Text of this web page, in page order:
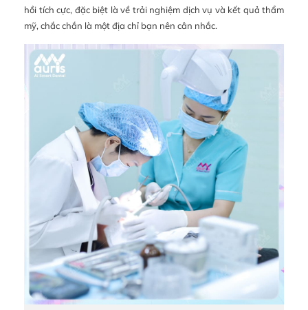
hồi tích cực, đặc biệt là về trải nghiệm dịch vụ và kết quả thẩm
mỹ, chắc chắn là một địa chỉ bạn nên cân nhắc.